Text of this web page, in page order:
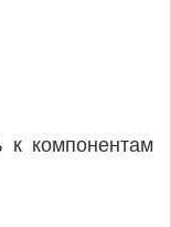
к компонентам